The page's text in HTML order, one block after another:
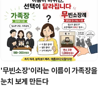
'무빈소장'이라는 이름이 가족장을
눈치 보게 만든다